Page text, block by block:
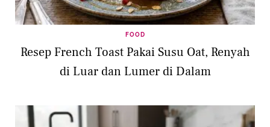
FOOD
Resep French Toast Pakai Susu Oat, Renyah
di Luar dan Lumer di Dalam